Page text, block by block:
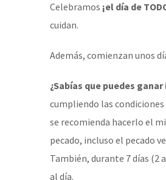
Celebramos ¡el día de
cuidan.
Además, comienzan unos
¿Sabías que puedes
cumpliendo las
se recomienda hacerlo el
pecado, incluso el pecado
También, durante 7 días (2
al día.